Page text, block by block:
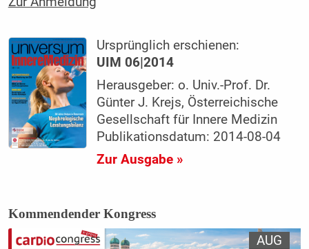
Ursprünglich erschienen:
UIM 06|2014
Herausgeber: o. Univ.-Prof. Dr.
Günter J. Krejs, Österreichische
Gesellschaft für Innere Medizin
Publikationsdatum: 2014-08-04
Zur Ausgabe »
Kommendender Kongress
AUG